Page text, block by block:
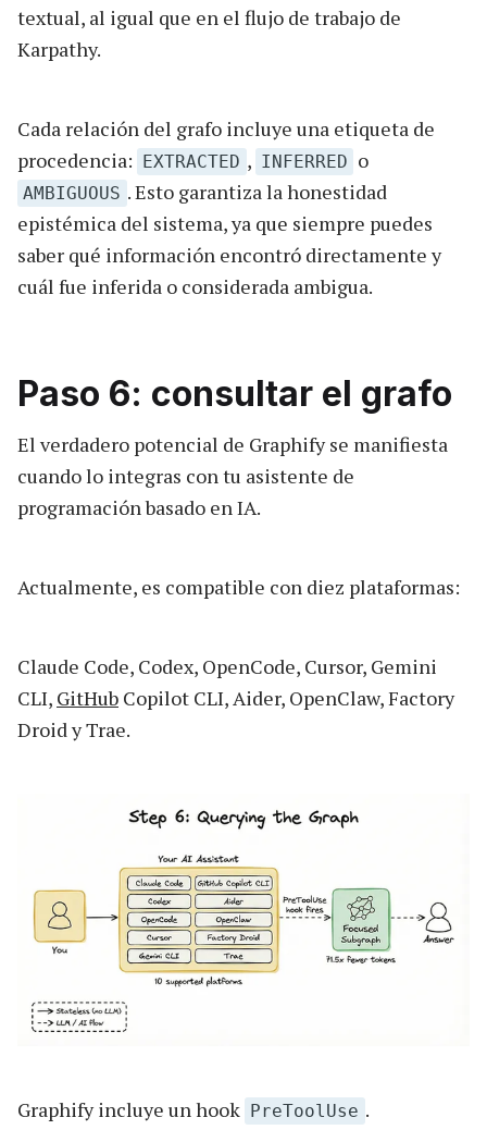
textual, al igual que en el flujo de trabajo de
Karpathy.
Cada relación del grafo incluye una etiqueta de
procedencia: EXTRACTED , INFERRED o
AMBIGUOUS . Esto garantiza la honestidad
epistémica del sistema, ya que siempre puedes
saber qué información encontró directamente y
cuál fue inferida o considerada ambigua.
Paso 6: consultar el grafo
El verdadero potencial de Graphify se manifiesta
cuando lo integras con tu asistente de
programación basado en IA.
Actualmente, es compatible con diez plataformas:
Claude Code, Codex, OpenCode, Cursor, Gemini
CLI, GitHub Copilot CLI, Aider, OpenClaw, Factory
Droid y Trae.
Graphify incluye un hook PreToolUse .